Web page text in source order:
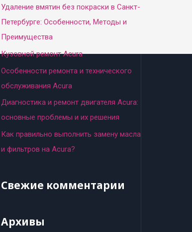
h
f
o
r
:
Удаление вмятин без покраски в Санкт-
Петербурге: Особенности, Методы и
Преимущества
Кузовной ремонт Acura
Особенности ремонта и технического
обслуживания Acura
Диагностика и ремонт двигателя Acura:
основные проблемы и их решения
Как правильно выполнить замену масла
и фильтров на Acura?
Свежие комментарии
Архивы